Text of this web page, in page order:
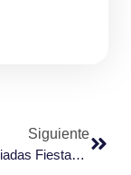
Siguiente
Super olimpiadas Fiestas Nuestra Señora de Monterrey